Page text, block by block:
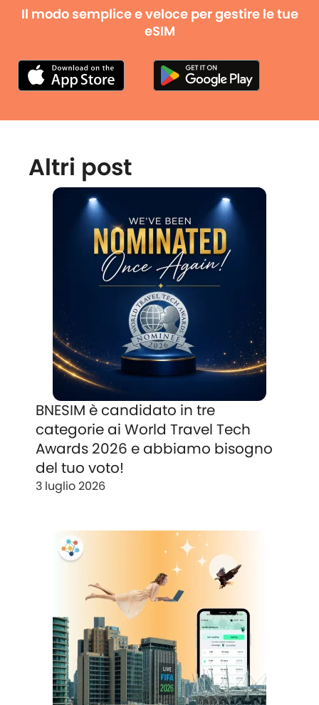
Il modo semplice e veloce per gestire le tue
eSIM
Altri post
BNESIM è candidato in tre
categorie ai World Travel Tech
Awards 2026 e abbiamo bisogno
del tuo voto!
3 luglio 2026